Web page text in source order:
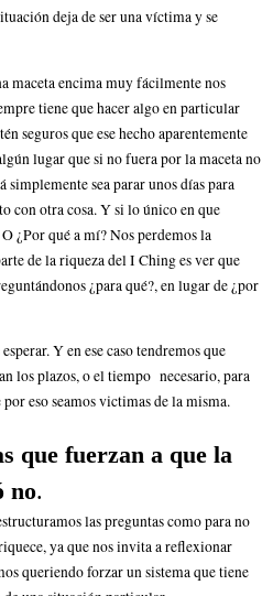
deja de ser una víctima y se
maceta encima muy fácilmente nos
tiene que hacer algo en particular
seguros que ese hecho aparentemente
lugar que si no fuera por la maceta no
sea parar unos días para
con otra cosa. Y si lo único en que
O ¿Por qué a mí? Nos perdemos la
de la riqueza del I Ching es ver que
¿para qué?, en lugar de ¿por
Y en ese caso tendremos que
los plazos, o el tiempo necesario, para
eso seamos victimas de la misma.
que fuerzan a que la
no.
las preguntas como para no
ya que nos invita a reflexionar
queriendo forzar un sistema que tiene